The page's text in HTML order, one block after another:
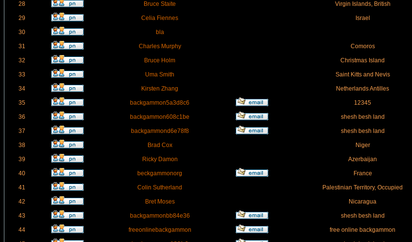
28 Bruce Staite Virgin Islands, British
29 Celia Fiennes Israel
30 bla
31 Charles Murphy Comoros
32 Bruce Holm Christmas Island
33 Uma Smith Saint Kitts and Nevis
34 Kirsten Zhang Netherlands Antilles
35 backgammon5a3d8c6 12345
36 backgammon608c1be shesh besh land
37 backgammond6e78f8 shesh besh land
38 Brad Cox Niger
39 Ricky Damon Azerbaijan
40 beckgammonorg France
41 Colin Sutherland Palestinian Territory, Occupied
42 Bret Moses Nicaragua
43 backgammonbb84e36 shesh besh land
44 freeonlinebackgammon free online backgammon